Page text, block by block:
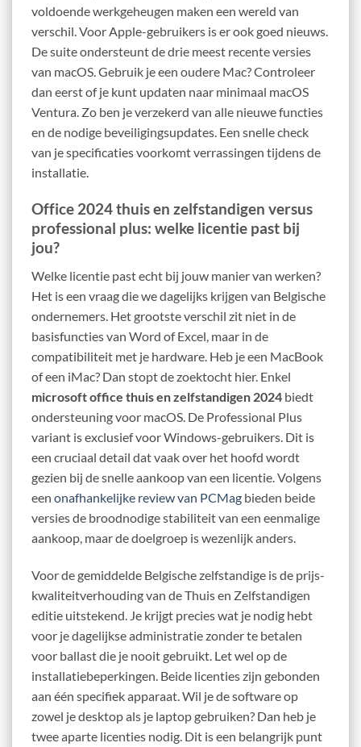
voldoende werkgeheugen maken een wereld van
verschil. Voor Apple-gebruikers is er ook goed nieuws.
De suite ondersteunt de drie meest recente versies
van macOS. Gebruik je een oudere Mac? Controleer
dan eerst of je kunt updaten naar minimaal macOS
Ventura. Zo ben je verzekerd van alle nieuwe functies
en de nodige beveiligingsupdates. Een snelle check
van je specificaties voorkomt verrassingen tijdens de
installatie.
Office 2024 thuis en zelfstandigen versus
professional plus: welke licentie past bij
jou?
Welke licentie past echt bij jouw manier van werken?
Het is een vraag die we dagelijks krijgen van Belgische
ondernemers. Het grootste verschil zit niet in de
basisfuncties van Word of Excel, maar in de
compatibiliteit met je hardware. Heb je een MacBook
of een iMac? Dan stopt de zoektocht hier. Enkel
microsoft office thuis en zelfstandigen 2024 biedt
ondersteuning voor macOS. De Professional Plus
variant is exclusief voor Windows-gebruikers. Dit is
een cruciaal detail dat vaak over het hoofd wordt
gezien bij de snelle aankoop van een licentie. Volgens
een onafhankelijke review van PCMag bieden beide
versies de broodnodige stabiliteit van een eenmalige
aankoop, maar de doelgroep is wezenlijk anders.
Voor de gemiddelde Belgische zelfstandige is de prijs-
kwaliteitverhouding van de Thuis en Zelfstandigen
editie uitstekend. Je krijgt precies wat je nodig hebt
voor je dagelijkse administratie zonder te betalen
voor ballast die je nooit gebruikt. Let wel op de
installatiebeperkingen. Beide licenties zijn gebonden
aan één specifiek apparaat. Wil je de software op
zowel je desktop als je laptop gebruiken? Dan heb je
twee aparte licenties nodig. Dit is een belangrijk punt